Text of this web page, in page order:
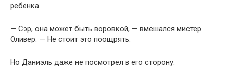
ребёнка.
— Сэр, она может быть воровкой, — вмешался мистер
Оливер. — Не стоит это поощрять.
Но Даниэль даже не посмотрел в его сторону.